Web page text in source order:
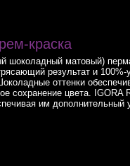
Сыворотки
Тонирующие средства
Укладка / Стайлинг
Эликсиры
краска
матовый)
результат и
оттенки
сохранение цвета. IGORA
им дополнительный